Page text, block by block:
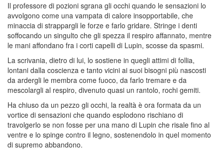
Il professore di pozioni sgrana gli occhi quando le sensazioni lo
avvolgono come una vampata di calore insopportabile, che
minaccia di strappargli le forze e farlo gridare. Stringe i denti
soffocando un singulto che gli spezza il respiro affannato, mentre
le mani affondano fra i corti capelli di Lupin, scosse da spasmi.
La scrivania, dietro di lui, lo sostiene in quegli attimi di follia,
lontani dalla coscienza e tanto vicini ai suoi bisogni più nascosti
da ardergli le membra come fuoco, da farlo tremare e da
mescolargli al respiro, divenuto quasi un rantolo, rochi gemiti.
Ha chiuso da un pezzo gli occhi, la realtà è ora formata da un
vortice di sensazioni che quando esplodono rischiano di
travolgerlo se non fosse per una mano di Lupin che risale fino al
ventre e lo spinge contro il legno, sostenendolo in quel momento
di supremo abbandono.